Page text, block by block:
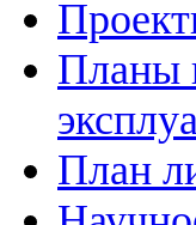
Планы
План